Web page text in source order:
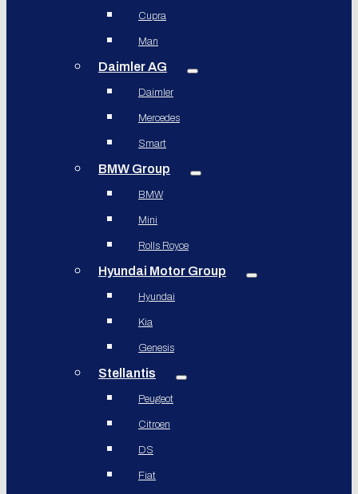
Cupra
Man
Daimler AG
Daimler
Mercedes
Smart
BMW Group
BMW
Mini
Rolls Royce
Hyundai Motor Group
Hyundai
Kia
Genesis
Stellantis
Peugeot
Citroen
DS
Fiat